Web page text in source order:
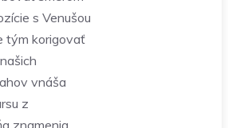
s Venušou
tým korigovať
vnáša
z
znamenia